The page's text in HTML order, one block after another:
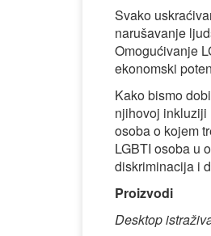
Svako
narušavanje
Omogućivanje
ekonomski
Kako bismo
njihovoj inkluziji
osoba o kojem
LGBTI osoba u
diskriminacija i
Proizvodi
Desktop